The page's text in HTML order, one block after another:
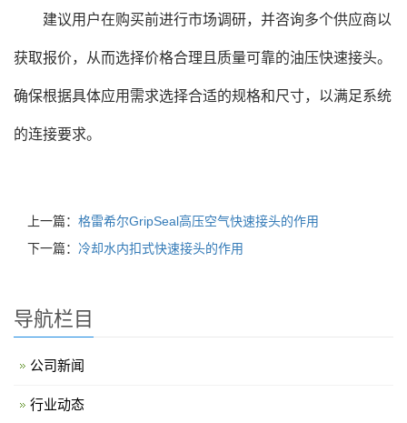
建议用户在购买前进行市场调研，并咨询多个供应商以
获取报价，从而选择价格合理且质量可靠的油压快速接头。
确保根据具体应用需求选择合适的规格和尺寸，以满足系统
的连接要求。
上一篇： 格雷希尔GripSeal高压空气快速接头的作用
下一篇： 冷却水内扣式快速接头的作用
导航栏目
公司新闻
行业动态